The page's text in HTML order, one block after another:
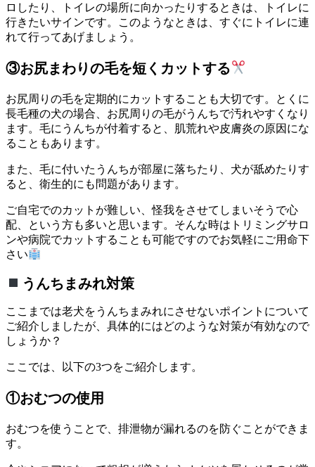
ロしたり、トイレの場所に向かったりするときは、トイレに
行きたいサインです。このようなときは、すぐにトイレに連
れて行ってあげましょう。
③お尻まわりの毛を短くカットする
お尻周りの毛を定期的にカットすることも大切です。とくに
長毛種の犬の場合、お尻周りの毛がうんちで汚れやすくなり
ます。毛にうんちが付着すると、肌荒れや皮膚炎の原因にな
ることもあります。
また、毛に付いたうんちが部屋に落ちたり、犬が舐めたりす
ると、衛生的にも問題があります。
ご自宅でのカットが難しい、怪我をさせてしまいそうで心
配、という方も多いと思います。そんな時はトリミングサロ
ンや病院でカットすることも可能ですのでお気軽にご用命下
さい
うんちまみれ対策
ここまでは老犬をうんちまみれにさせないポイントについて
ご紹介しましたが、具体的にはどのような対策が有効なので
しょうか？
ここでは、以下の3つをご紹介します。
①おむつの使用
おむつを使うことで、排泄物が漏れるのを防ぐことができま
す。